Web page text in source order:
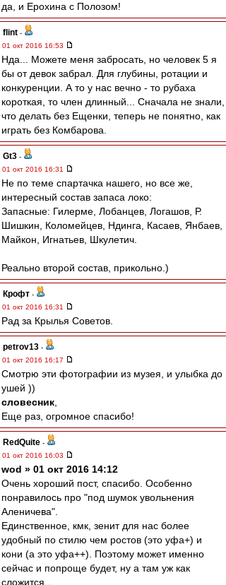
да, и Ерохина с Полозом!
flint -
01 окт 2016 16:53
Нда... Можете меня забросать, но человек 5 я
бы от девок забрал. Для глубины, ротации и
конкуренции. А то у нас вечно - то рубаха
короткая, то член длинный... Сначала не знали,
что делать без Ещенки, теперь не понятно, как
играть без Комбарова.
Gt3 -
01 окт 2016 16:31
Не по теме спартачка нашего, но все же,
интересный состав запаса локо:
Запасные: Гилерме, Лобанцев, Логашов, Р.
Шишкин, Коломейцев, Ндинга, Касаев, Янбаев,
Майкон, Игнатьев, Шкулетич.
Реально второй состав, прикольно.)
Крофт -
01 окт 2016 16:31
Рад за Крылья Советов.
petrov13 -
01 окт 2016 16:17
Смотрю эти фотографии из музея, и улыбка до
ушей ))
словесник
Еще раз, огромное спасибо!
RedQuite -
01 окт 2016 16:03
wod » 01 окт 2016 14:12
Очень хороший пост, спасибо. Особенно
понравилось про "под шумок увольнения
Аленичева".
Единственное, кмк, зенит для нас более
удобный по стилю чем ростов (это уфа+) и
кони (а это уфа++). Поэтому может именно
сейчас и попроще будет, ну а там уж как
сложится...